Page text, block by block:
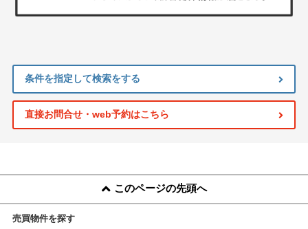
条件を指定して検索をする
直接お問合せ・web予約はこちら
このページの先頭へ
売買物件を探す